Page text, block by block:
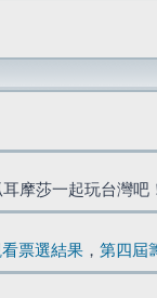
摩莎一起玩台灣吧
票選結果 ， 第四屆